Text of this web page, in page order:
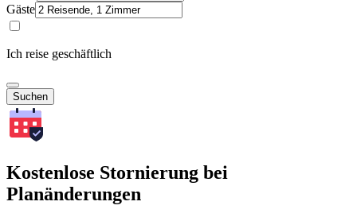
Gäste
Ich reise geschäftlich
Suchen
Kostenlose Stornierung bei
Planänderungen